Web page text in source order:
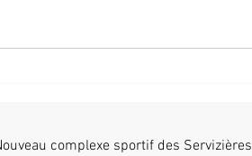
complexe sportif des Servizières